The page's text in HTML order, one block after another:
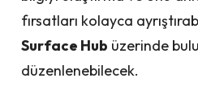
fırsatları kolayca
Surface Hub üzerinde
düzenlenebilecek.